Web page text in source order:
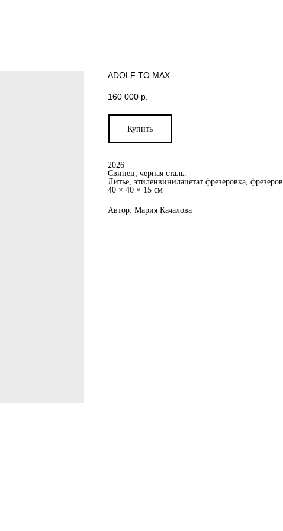
ADOLF TO MAX
160 000 р.
Купить
2026
Свинец, черная сталь.
Литье, этиленвинилацетат фрезеровка,
40 × 40 × 15 см
Автор: Мария Качалова